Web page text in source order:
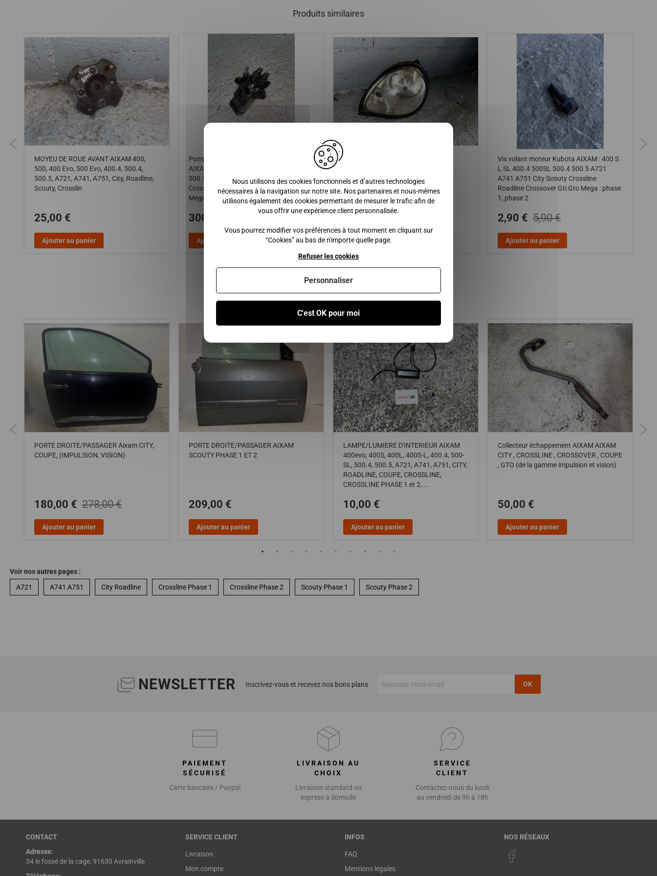
Produits similaires
MOYEU DE ROUE AVANT AIXAM 400,
500, 400 Evo, 500 Evo, 400.4, 500.4,
500.5, A721, A741, A751, City, Roadline,
Scouty, Crosslin
25,00 €
Ajouter au panier
Pompe injection kubota z402 et z482 ,
AIXAM : 400 S L SL 400.4 500SL 500.4
500.5 A721 A741 A751 City Scouty
Crossline Roadline Crossover Gti Gto
Mega : phase 1, phase 2
300,00 €
Ajouter au panier
70,00 €
Ajouter au panier
Vis volant moteur Kubota AIXAM : 400 S
L SL 400.4 500SL 500.4 500.5 A721
A741 A751 City Scouty Crossline
Roadline Crossover Gti Gto Mega : phase
1, phase 2
2,90 € 5,90 €
Ajouter au panier
Vous pourriez également être intéressé par
PORTE DROITE/PASSAGER Aixam CITY,
COUPE, (IMPULSION, VISION)
180,00 € 278,00 €
Ajouter au panier
PORTE DROITE/PASSAGER AIXAM
SCOUTY PHASE 1 ET 2
209,00 €
Ajouter au panier
LAMPE/LUMIERE D'INTERIEUR AIXAM
400evo, 400S, 400L, 400S-L, 400.4, 500-
SL, 500.4, 500.5, A721, A741, A751, CITY,
ROADLINE, COUPE, CROSSLINE,
CROSSLINE PHASE 1 et 2, ...
10,00 €
Ajouter au panier
Collecteur échappement AIXAM AIXAM
CITY , CROSSLINE , CROSSOVER , COUPE
, GTO (de la gamme impulsion et vision)
50,00 €
Ajouter au panier
Voir nos autres pages :
A721
A741 A751 City Roadline Crossline Phase 1 Crossline Phase 2 Scouty Phase 1 Scouty Phase 2
NEWSLETTER Inscrivez-vous et recevez nos bons plans OK
PAIEMENT
SÉCURISÉ
Carte bancaire / Paypal
LIVRAISON AU
CHOIX
Livraison standard ou
express à domicile
SERVICE
CLIENT
Contactez-nous du lundi
au vendredi de 9h à 18h
CONTACT
Adresse:
34 le fossé de la cage, 91630 Avrainville
SERVICE CLIENT
Livraison
Mon compte
INFOS
FAQ
Mentions légales
NOS RÉSEAUX
Nous utilisons des cookies fonctionnels et d’autres technologies
nécessaires à la navigation sur notre site. Nos partenaires et nous-mêmes
utilisons également des cookies permettant de mesurer le trafic afin de
vous offrir une expérience client personnalisée.
Vous pourrez modifier vos préférences à tout moment en cliquant sur
“Cookies” au bas de n'importe quelle page.
C'est OK pour moi
Refuser les cookies
Personnaliser